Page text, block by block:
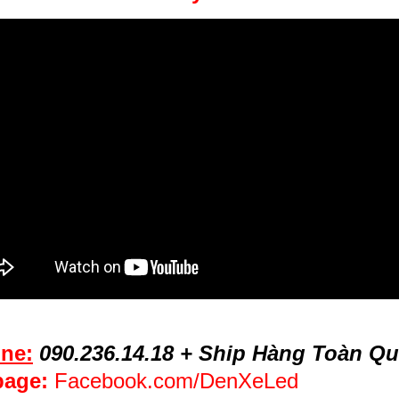
090.236.14.18 + Ship Hàng Toàn
Facebook.com/DenXeLed